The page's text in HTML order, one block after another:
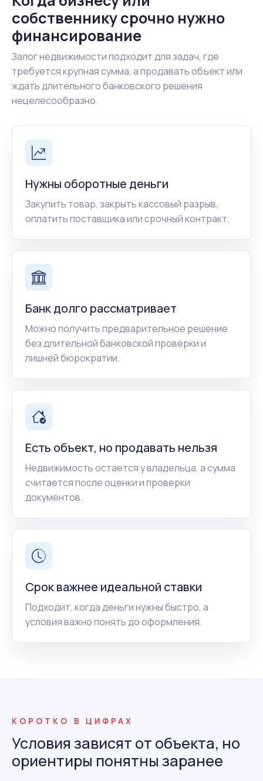
собственнику срочно нужно
финансирование
Залог недвижимости подходит для задач, где
требуется крупная сумма, а продавать объект или
ждать длительного банковского решения
нецелесообразно.
Нужны оборотные деньги
Закупить товар, закрыть кассовый разрыв,
оплатить поставщика или срочный контракт.
Банк долго рассматривает
Можно получить предварительное решение
без длительной банковской проверки и
лишней бюрократии.
Есть объект, но продавать нельзя
Недвижимость остается у владельца, а сумма
считается после оценки и проверки
документов.
Срок важнее идеальной ставки
Подходит, когда деньги нужны быстро, а
условия важно понять до оформления.
КОРОТКО В ЦИФРАХ
Условия зависят от объекта, но
ориентиры понятны заранее